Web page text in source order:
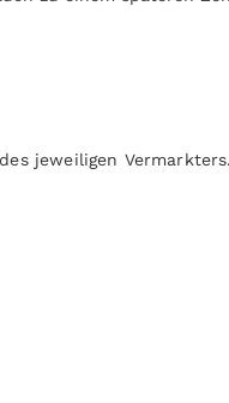
überall gelesen
jeweiligen